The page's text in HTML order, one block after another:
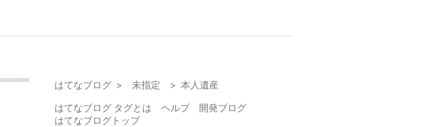
はてなブログ > 未指定 > 本人遺産
はてなブログ タグとは
ヘルプ
開発ブログ
はてなブログトップ